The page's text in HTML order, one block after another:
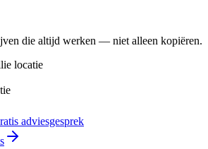
die altijd werken — niet alleen kopiëren.
locatie
adviesgesprek